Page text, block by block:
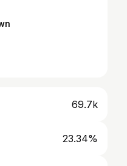
69.7k
23.34%